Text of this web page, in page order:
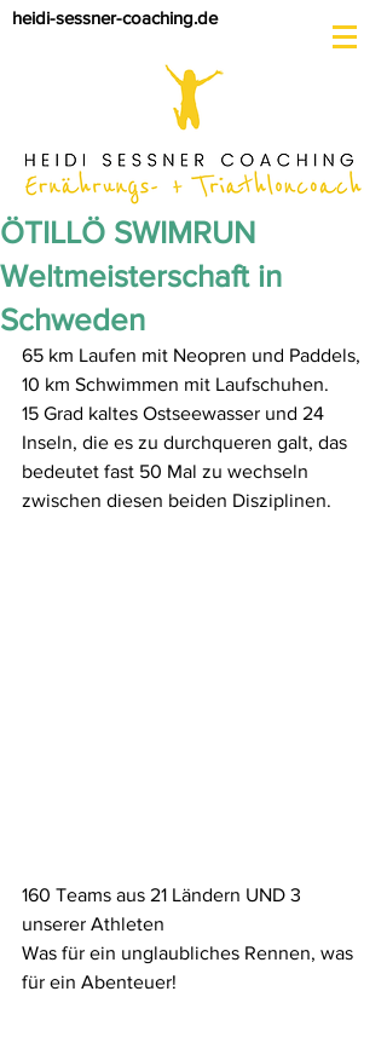
heidi-sessner-coaching.de
ÖTILLÖ SWIMRUN
Weltmeisterschaft in
Schweden
65 km Laufen mit Neopren und Paddels,
10 km Schwimmen mit Laufschuhen.
15 Grad kaltes Ostseewasser und 24
Inseln, die es zu durchqueren galt, das
bedeutet fast 50 Mal zu wechseln
zwischen diesen beiden Disziplinen.
160 Teams aus 21 Ländern UND 3
unserer Athleten
Was für ein unglaubliches Rennen, was
für ein Abenteuer!